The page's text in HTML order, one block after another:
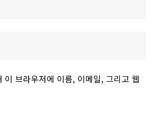
이 브라우저에 이름, 이메일, 그리고 웹